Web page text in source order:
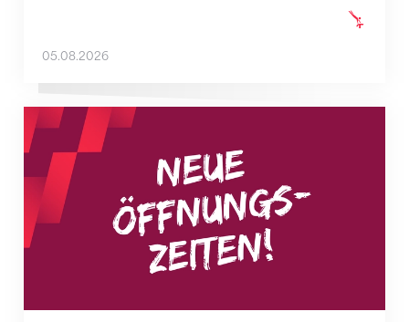
05.08.2026
Neue Empfangszeiten ab 1. August 2026